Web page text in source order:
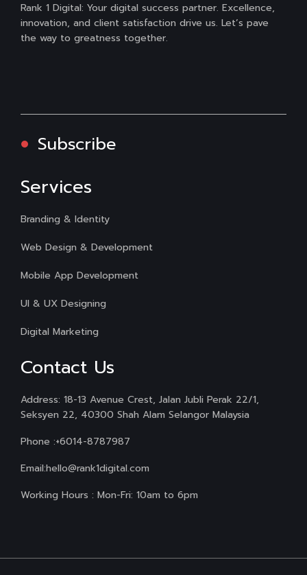
Rank 1 Digital: Your digital success partner. Excellence,
innovation, and client satisfaction drive us. Let’s pave
the way to greatness together.
Subscribe
Services
Branding & Identity
Web Design & Development
Mobile App Development
UI & UX Designing
Digital Marketing
Contact Us
Address: 18-13 Avenue Crest, Jalan Jubli Perak 22/1,
Seksyen 22, 40300 Shah Alam Selangor Malaysia
Phone :+6014-8787987
Email:hello@rank1digital.com
Working Hours : Mon-Fri: 10am to 6pm